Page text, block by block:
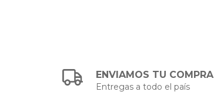
ENVIAMOS TU COMPRA
Entregas a todo el país